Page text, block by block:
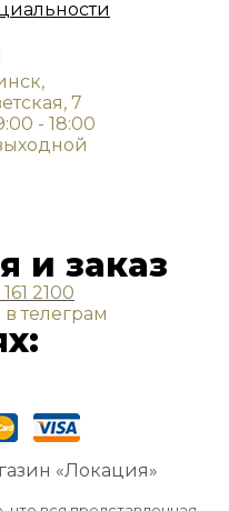
7
- 18:00
и заказ
2100
телеграм
«Локация»